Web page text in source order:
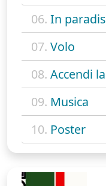
06. In
07. Volo
08. Accendi
09. Musica
10. Poster